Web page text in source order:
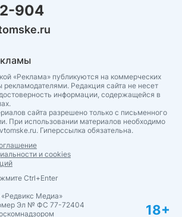
904
«Реклама» публикуются на коммерческих
рекламодателями. Редакция сайта не несет
информации, содержащейся в
сайта разрешено только с письменного
При использовании материалов необходимо
Гиперссылка обязательна.
и cookies
Ctrl+Enter
Медиа»
Эл № ФС 77-72404
18+